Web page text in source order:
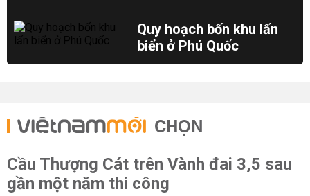
Quy hoạch bốn khu lấn
biển ở Phú Quốc
CHỌN
Cầu Thượng Cát trên Vành đai 3,5 sau
gần một năm thi công